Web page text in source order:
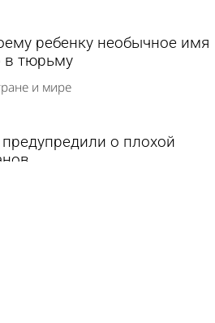
ребенку необычное имя
в тюрьму
и мире
о плохой